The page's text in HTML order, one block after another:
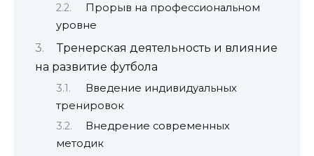
Прорыв на профессиональном
уровне
Тренерская деятельность и влияние
на развитие футбола
Введение индивидуальных
тренировок
Внедрение современных
методик